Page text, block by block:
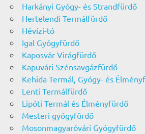
Harkányi Gyógy- és Strandfürdő
Hertelendi Termálfürdő
Hévízi-tó
Igal Gyógyfürdő
Kaposvár Virágfürdő
Kapuvári Szénsavgázfürdő
Kehida Termál, Gyógy- és
Lenti Termálfürdő
Lipóti Termál és Élményfürdő
Mesteri gyógyfürdő
Mosonmagyaróvári Gyógyfürdő